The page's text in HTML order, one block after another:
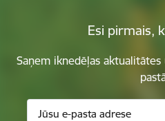
Esi pirmais,
Saņem iknedēļas